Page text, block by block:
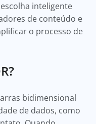
inteligente
de conteúdo e
o processo de
bidimensional
de dados, como